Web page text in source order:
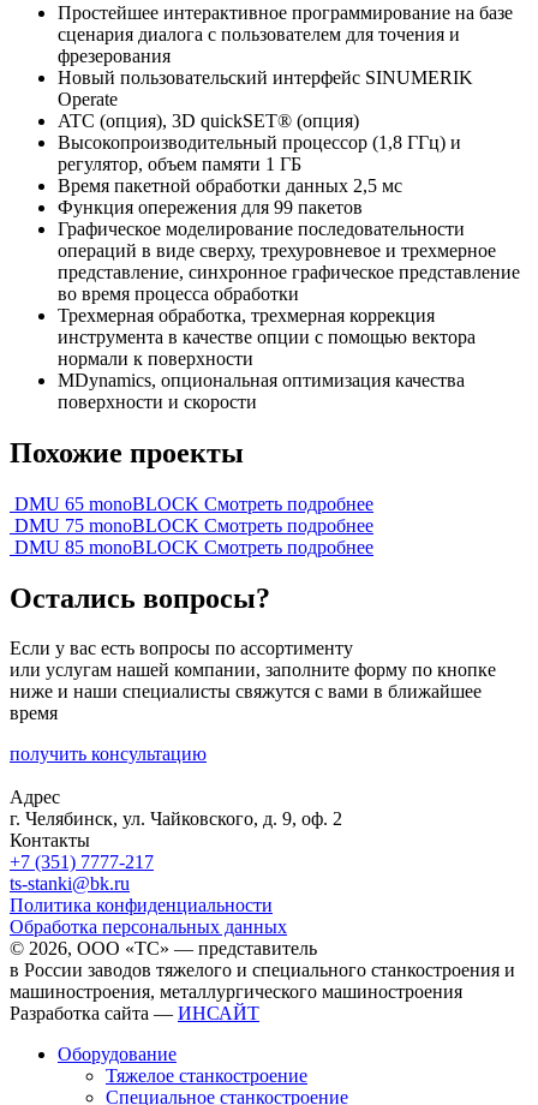
Простейшее интерактивное программирование на базе
сценария диалога с пользователем для точения и
фрезерования
Новый пользовательский интерфейс SINUMERIK
Operate
ATC (опция), 3D quickSET® (опция)
Высокопроизводительный процессор (1,8 ГГц) и
регулятор, объем памяти 1 ГБ
Время пакетной обработки данных 2,5 мс
Функция опережения для 99 пакетов
Графическое моделирование последовательности
операций в виде сверху, трехуровневое и трехмерное
представление, синхронное графическое представление
во время процесса обработки
Трехмерная обработка, трехмерная коррекция
инструмента в качестве опции с помощью вектора
нормали к поверхности
MDynamics, опциональная оптимизация качества
поверхности и скорости
Похожие проекты
DMU 65 monoBLOCK Смотреть подробнее
DMU 75 monoBLOCK Смотреть подробнее
DMU 85 monoBLOCK Смотреть подробнее
Остались вопросы?
Если у вас есть вопросы по ассортименту
или услугам нашей компании, заполните форму по кнопке
ниже и наши специалисты свяжутся с вами в ближайшее
время
получить консультацию
Адрес
г. Челябинск, ул. Чайковского, д. 9, оф. 2
Контакты
+7 (351) 7777-217
ts-stanki@bk.ru
Политика конфиденциальности
Обработка персональных данных
© 2026, ООО «ТС» — представитель
в России заводов тяжелого и специального станкостроения и
машиностроения, металлургического машиностроения
Разработка сайта — ИНСАЙТ
Оборудование
Тяжелое станкостроение
Специальное станкостроение